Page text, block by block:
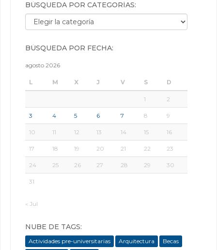
BÚSQUEDA POR CATEGORÍAS:
Búsqueda por categorías:
BÚSQUEDA POR FECHA:
agosto 2026
L M X J V S D
1 2
3 4 5 6 7 8 9
10 11 12 13 14 15 16
17 18 19 20 21 22 23
24 25 26 27 28 29 30
31
« Jul
NUBE DE TAGS:
Actividades pre-universitarias Arquitectura
Becas